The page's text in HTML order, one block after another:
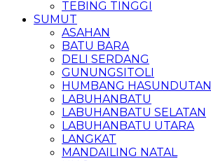
TEBING TINGGI
SUMUT
ASAHAN
BATU BARA
DELI SERDANG
GUNUNGSITOLI
HUMBANG HASUNDUTAN
LABUHANBATU
LABUHANBATU SELATAN
LABUHANBATU UTARA
LANGKAT
MANDAILING NATAL